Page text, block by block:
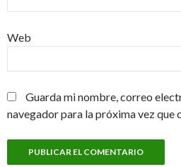
Web
Guarda mi nombre, correo
navegador para la próxima vez que